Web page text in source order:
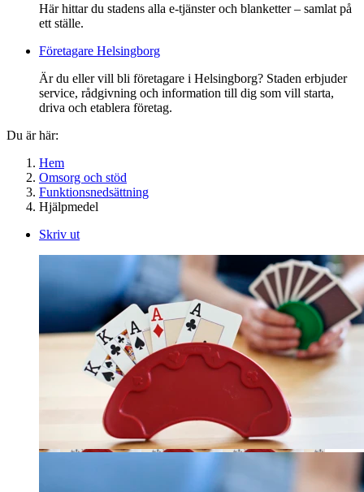
Här hittar du stadens alla e-tjänster och blanketter – samlat på
ett ställe.
Företagare Helsingborg
Är du eller vill bli företagare i Helsingborg? Staden erbjuder
service, rådgivning och information till dig som vill starta,
driva och etablera företag.
Du är här:
Hem
Omsorg och stöd
Funktionsnedsättning
Hjälpmedel
Skriv ut